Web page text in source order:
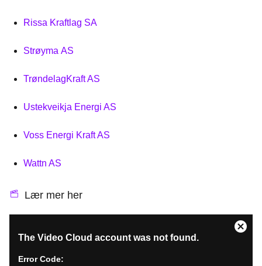
Rissa Kraftlag SA
Strøyma AS
TrøndelagKraft AS
Ustekveikja Energi AS
Voss Energi Kraft AS
Wattn AS
Lær mer her